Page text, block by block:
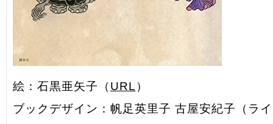
絵：石黒亜矢子（ URL ）
ブックデザイン：帆足英里子 古屋安紀子（ラ